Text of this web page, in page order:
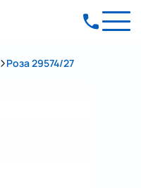
Роза 29574/27